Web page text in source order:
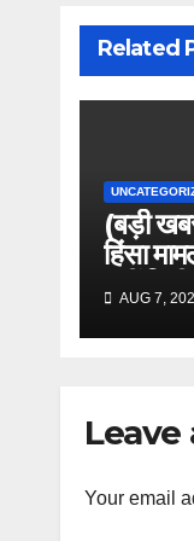
Related
(बड़ी
हिंसा
नहीं
AUG 7,
Leave
Your email